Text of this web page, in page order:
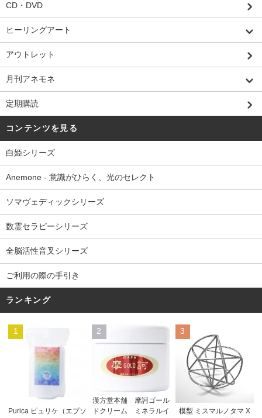
CD・DVD
ヒーリングアート
アウトレット
月刊アネモネ
定期購読
コンテンツを見る
白姫シリーズ
Anemone - 意識がひらく、光のセレクト
ソマヴェディックシリーズ
数霊セラピーシリーズ
全脳活性音叉シリーズ
ご利用の際の手引き
ランキング
1
Purica ピュリケ（エプソ
2
漢方堂本舗 摩訶ゴール
ドクリーム ミネラルイ
3
模型 ミスマルノタマ X